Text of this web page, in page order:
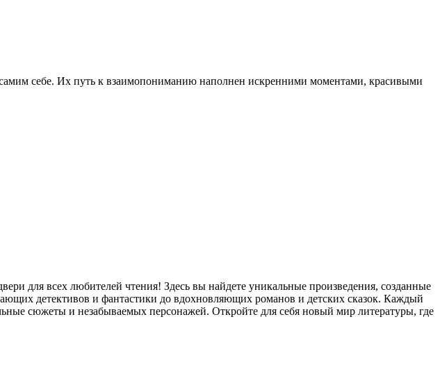
самим себе. Их путь к взаимопониманию наполнен искренними моментами, красивыми
для всех любителей чтения! Здесь вы найдете уникальные произведения, созданные
детективов и фантастики до вдохновляющих романов и детских сказок. Каждый
сюжеты и незабываемых персонажей. Откройте для себя новый мир литературы, где